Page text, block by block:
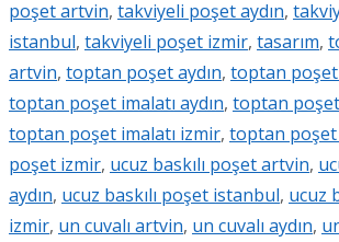
poşet artvin, takviyeli poşet aydın,
istanbul, takviyeli poşet izmir, tasarım,
artvin, toptan poşet aydın, toptan
toptan poşet imalatı aydın, toptan
toptan poşet imalatı izmir, toptan
poşet izmir, ucuz baskılı poşet artvin,
aydın, ucuz baskılı poşet istanbul, ucuz
izmir, un cuvalı artvin, un cuvalı aydın,